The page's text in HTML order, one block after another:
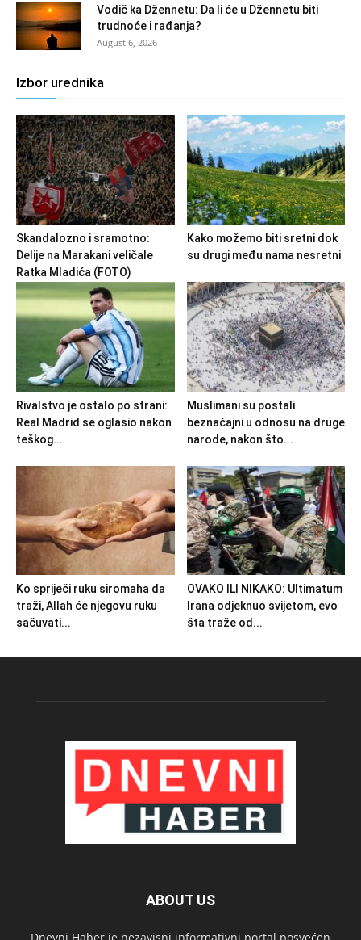
Vodič ka Džennetu: Da li će u Džennetu biti
trudnoće i rađanja?
August 6, 2026
Izbor urednika
Skandalozno i sramotno:
Delije na Marakani veličale
Ratka Mladića (FOTO)
Kako možemo biti sretni dok
su drugi među nama nesretni
Rivalstvo je ostalo po strani:
Real Madrid se oglasio nakon
teškog...
Muslimani su postali
beznačajni u odnosu na druge
narode, nakon što...
Ko spriječi ruku siromaha da
traži, Allah će njegovu ruku
sačuvati...
OVAKO ILI NIKAKO: Ultimatum
Irana odjeknuo svijetom, evo
šta traže od...
ABOUT US
Dnevni Haber je nezavisni informativni portal posvećen